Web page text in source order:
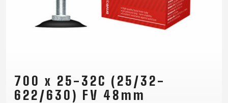
700 x 25-32C (25/32-
622/630) FV 48mm